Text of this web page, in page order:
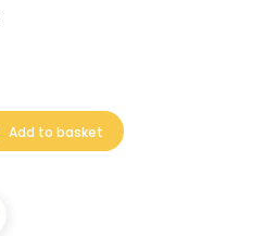
Add to basket